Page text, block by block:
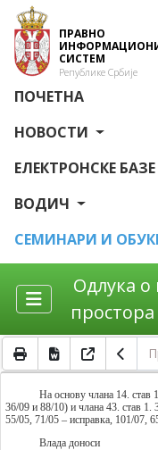
ПРАВНО
СИСТЕМ
Републике Србије
ПОЧЕТНА
НОВОСТИ
ЕЛЕКТРОНСКЕ БАЗЕ
ВОДИЧ
СЕМИНАРИ И
Одлука
На основу члана 14. став
36/09 и 88/10) и члана 43. став 1.
55/05, 71/05 – исправка, 101/07,
Влада доноси